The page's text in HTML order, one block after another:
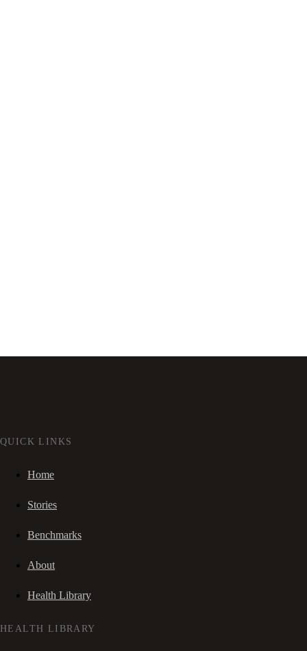
QUICK LINKS
Home
Stories
Benchmarks
About
Health Library
HEALTH LIBRARY